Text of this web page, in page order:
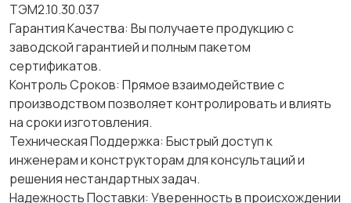
ТЭМ2.10.30.037
Гарантия Качества: Вы получаете продукцию с
заводской гарантией и полным пакетом
сертификатов.
Контроль Сроков: Прямое взаимодействие с
производством позволяет контролировать и влиять
на сроки изготовления.
Техническая Поддержка: Быстрый доступ к
инженерам и конструкторам для консультаций и
решения нестандартных задач.
Надежность Поставки: Уверенность в происхождении